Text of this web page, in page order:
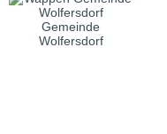
Gemeinde
Wolfersdorf